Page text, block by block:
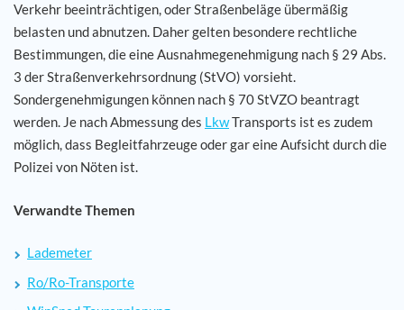
Verkehr beeinträchtigen, oder Straßenbeläge übermäßig
belasten und abnutzen. Daher gelten besondere rechtliche
Bestimmungen, die eine Ausnahmegenehmigung nach § 29 Abs.
3 der Straßenverkehrsordnung (StVO) vorsieht.
Sondergenehmigungen können nach § 70 StVZO beantragt
werden. Je nach Abmessung des LkwTransports ist es zudem
möglich, dass Begleitfahrzeuge oder gar eine Aufsicht durch die
Polizei von Nöten ist.
Verwandte Themen
Lademeter
Ro/Ro-Transporte